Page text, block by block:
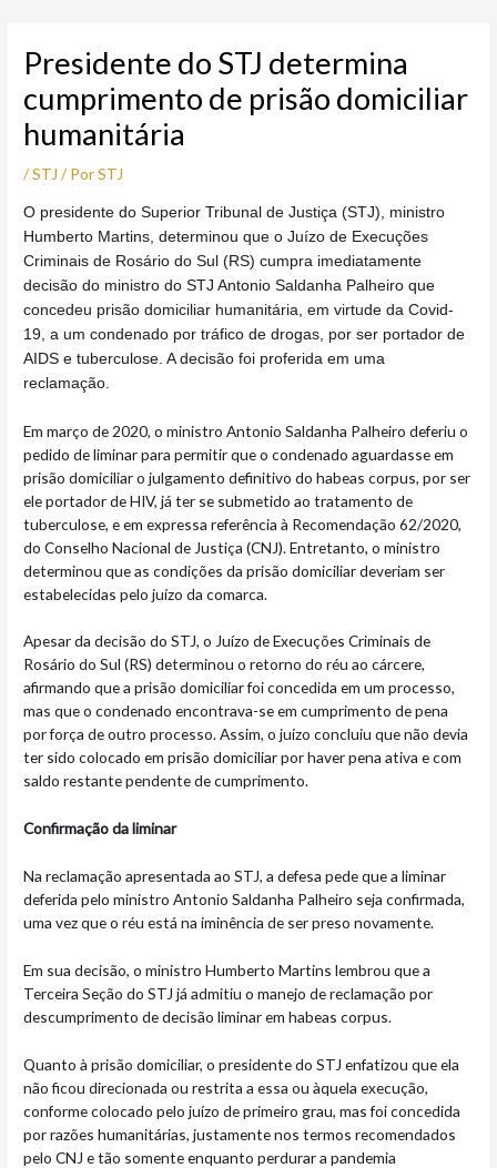
conteúdo
Presidente do STJ determina
cumprimento de prisão domiciliar
humanitária
/STJ / PorSTJ
O presidente do Superior Tribunal de Justiça (STJ), ministro
Humberto Martins, determinou que o Juízo de Execuções
Criminais de Rosário do Sul (RS) cumpra imediatamente
decisão do ministro do STJ Antonio Saldanha Palheiro que
concedeu prisão domiciliar humanitária, em virtude da Covid-
19, a um condenado por tráfico de drogas, por ser portador de
AIDS e tuberculose. A decisão foi proferida em uma
reclamação.
Em março de 2020, o ministro Antonio Saldanha Palheiro deferiu o
pedido de liminar para permitir que o condenado aguardasse em
prisão domiciliar o julgamento definitivo do habeas corpus, por ser
ele portador de HIV, já ter se submetido ao tratamento de
tuberculose, e em expressa referência à Recomendação 62/2020,
do Conselho Nacional de Justiça (CNJ). Entretanto, o ministro
determinou que as condições da prisão domiciliar deveriam ser
estabelecidas pelo juízo da comarca.
Apesar da decisão do STJ, o Juízo de Execuções Criminais de
Rosário do Sul (RS) determinou o retorno do réu ao cárcere,
afirmando que a prisão domiciliar foi concedida em um processo,
mas que o condenado encontrava-se em cumprimento de pena
por força de outro processo. Assim, o juízo concluiu que não devia
ter sido colocado em prisão domiciliar por haver pena ativa e com
saldo restante pendente de cumprimento.
Confirmação da liminar
Na reclamação apresentada ao STJ, a defesa pede que a liminar
deferida pelo ministro Antonio Saldanha Palheiro seja confirmada,
uma vez que o réu está na iminência de ser preso novamente.
Em sua decisão, o ministro Humberto Martins lembrou que a
Terceira Seção do STJ já admitiu o manejo de reclamação por
descumprimento de decisão liminar em habeas corpus.
Quanto à prisão domiciliar, o presidente do STJ enfatizou que ela
não ficou direcionada ou restrita a essa ou àquela execução,
conforme colocado pelo juízo de primeiro grau, mas foi concedida
por razões humanitárias, justamente nos termos recomendados
pelo CNJ e tão somente enquanto perdurar a pandemia